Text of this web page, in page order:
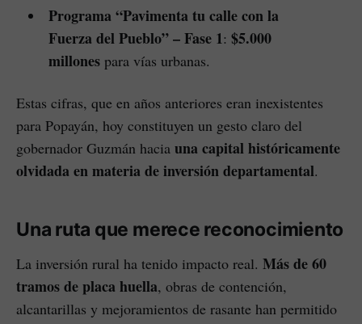
Programa “Pavimenta tu calle con la
Fuerza del Pueblo” – Fase 1: $5.000
millonespara vías urbanas.
Estas cifras, que en años anteriores eran inexistentes
para Popayán, hoy constituyen un gesto claro del
gobernador Guzmán hacia una capital históricamente
olvidada en materia de inversión departamental.
Una ruta que merece reconocimiento
La inversión rural ha tenido impacto real. Más de 60
tramos de placa huella, obras de contención,
alcantarillas y mejoramientos de rasante han permitido